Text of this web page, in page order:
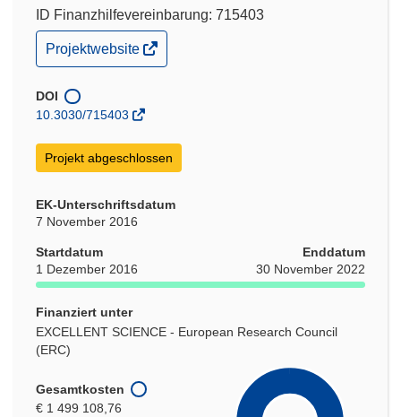
ID Finanzhilfevereinbarung: 715403
(öffnet
in
Fenster)
Projektwebsite
DOI
10.3030/715403
Projekt abgeschlossen
EK-Unterschriftsdatum
7 November 2016
Startdatum
1 Dezember 2016
Enddatum
30 November 2022
Finanziert unter
EXCELLENT SCIENCE - European Research Council
(ERC)
Gesamtkosten
€ 1 499 108,76